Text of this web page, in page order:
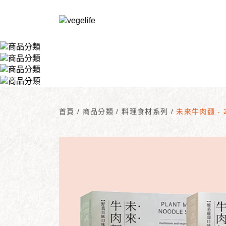
首頁/ 商品分類/ 料理食材系列 / 未來牛肉麵 -